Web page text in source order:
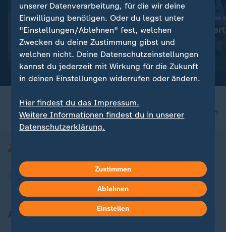
567 Millionen Dollar:
Ungenügender Kinderschutz:
Meta zu Millionenstrafe
verurteilt
Vor Start in die Saison
Wohin führt
Ausverkauf?
mit Video0:56
nach oben
Aktuell bei ZDFheute
unserer Datenverarbeitung, für die wir deine
Einwilligung benötigen. Oder du legst unter
"Einstellungen/Ablehnen" fest, welchen
Zwecken du deine Zustimmung gibst und
welchen nicht. Deine Datenschutzeinstellungen
kannst du jederzeit mit Wirkung für die Zukunft
in deinen Einstellungen widerrufen oder ändern.
Hier findest du das Impressum.
Weitere Informationen findest du in unserer
Datenschutzerklärung.
Zustimmen
Ablehnen
Einstellen